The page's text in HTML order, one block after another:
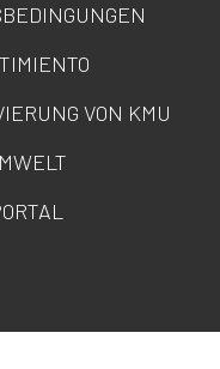
VON KMU